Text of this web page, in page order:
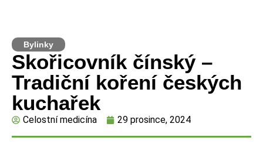
Bylinky
Skořicovník čínský –
Tradiční koření českých
kuchařek
Celostní medicína 29 prosince, 2024